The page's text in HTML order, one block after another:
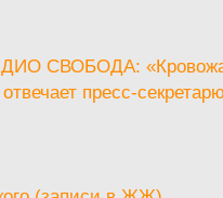
СВОБОДА:
пресс-